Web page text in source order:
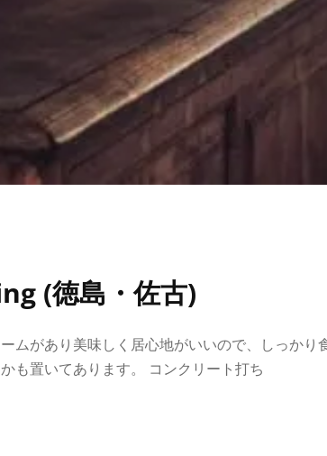
(徳島・佐古)
ムがあり美味しく居心地がいいので、しっか
も置いてあります。 コンクリート打ち